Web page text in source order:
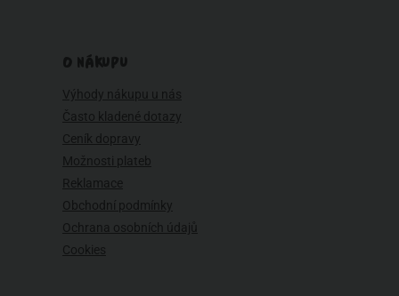
O NÁKUPU
Výhody nákupu u nás
Často kladené dotazy
Ceník dopravy
Možnosti plateb
Reklamace
Obchodní podmínky
Ochrana osobních údajů
Cookies